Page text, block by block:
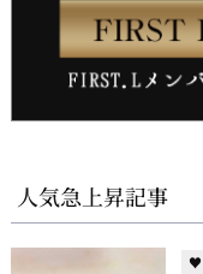
人気急上昇記事
♥